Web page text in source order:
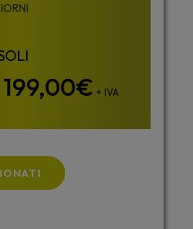
199,00€ + IVA